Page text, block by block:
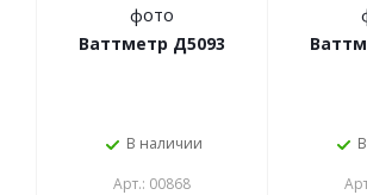
Ваттметр Д5093
В наличии
Арт.: 00868